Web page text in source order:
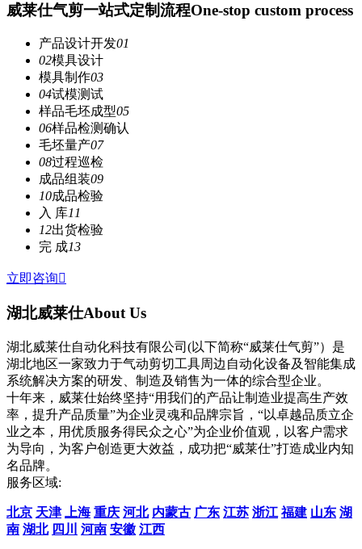
威莱仕气剪一站式定制流程One-stop custom process
产品设计开发01
02模具设计
模具制作03
04试模测试
样品毛坯成型05
06样品检测确认
毛坯量产07
08过程巡检
成品组装09
10成品检验
入 库11
12出货检验
完 成13
立即咨询
湖北威莱仕About Us
湖北威莱仕自动化科技有限公司(以下简称“威莱仕气剪”）是
湖北地区一家致力于气动剪切工具周边自动化设备及智能集成
系统解决方案的研发、制造及销售为一体的综合型企业。
十年来，威莱仕始终坚持“用我们的产品让制造业提高生产效
率，提升产品质量”为企业灵魂和品牌宗旨，“以卓越品质立企
业之本，用优质服务得民众之心”为企业价值观，以客户需求
为导向，为客户创造更大效益，成功把“威莱仕”打造成业内知
名品牌。
服务区域:
北京 天津 上海 重庆 河北 内蒙古 广东 江苏 浙江 福建 山东 湖
南 湖北 四川 河南 安徽 江西